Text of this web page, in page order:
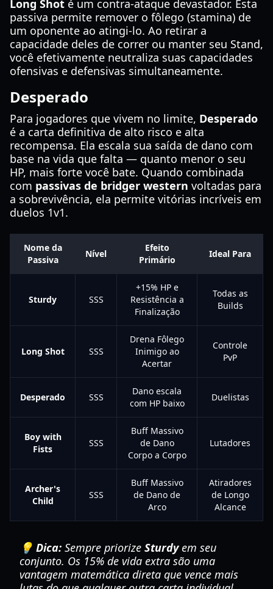
Long Shot é um contra-ataque devastador. Esta
passiva permite remover o fôlego (stamina) de
um oponente ao atingi-lo. Ao retirar a
capacidade deles de correr ou manter seu Stand,
você efetivamente neutraliza suas capacidades
ofensivas e defensivas simultaneamente.
Desperado
Para jogadores que vivem no limite, Desperado
é a carta definitiva de alto risco e alta
recompensa. Ela escala sua saída de dano com
base na vida que falta — quanto menor o seu
HP, mais forte você bate. Quando combinada
com passivas de bridger western voltadas para
a sobrevivência, ela permite vitórias incríveis em
duelos 1v1.
Nome da
Passiva
Nível
Efeito
Primário
Ideal Para
Sturdy SSS
+15% HP e
Resistência a
Finalização
Todas as
Builds
Long Shot SSS
Drena Fôlego
Inimigo ao
Acertar
Controle
PvP
Desperado SSS
Dano escala
com HP baixo
Duelistas
Boy with
Fists
SSS
Buff Massivo
de Dano
Corpo a Corpo
Lutadores
Archer's
Child
SSS
Buff Massivo
de Dano de
Arco
Atiradores
de Longo
Alcance
💡 Dica: Sempre priorize Sturdyem seu
conjunto. Os 15% de vida extra são uma
vantagem matemática direta que vence mais